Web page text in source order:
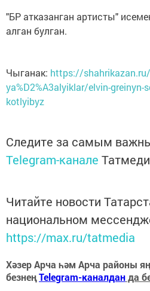
"БР атказанган артисты"
алган булган.
Чыганак: https://
ya%D2%A3alyiklar/elvin-greinyn-
kotlyibyz
Следите за самым
Telegram-канале
Читайте новости
национальном
https://max.ru/tatmedia
Хәзер Арча һәм Арча районы
безнеңTelegram-каналданда